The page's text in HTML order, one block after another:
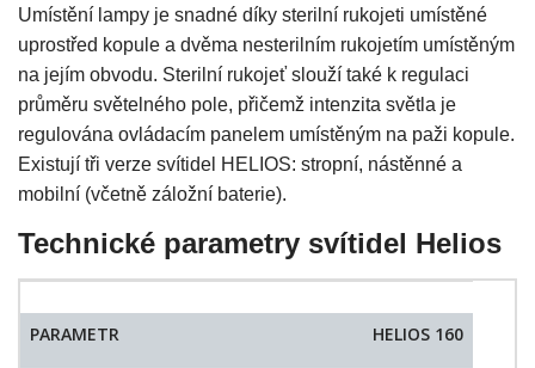
Umístění lampy je snadné díky sterilní rukojeti umístěné
uprostřed kopule a dvěma nesterilním rukojetím umístěným
na jejím obvodu. Sterilní rukojeť slouží také k regulaci
průměru světelného pole, přičemž intenzita světla je
regulována ovládacím panelem umístěným na paži kopule.
Existují tři verze svítidel HELIOS: stropní, nástěnné a
mobilní (včetně záložní baterie).
Technické parametry svítidel Helios
PARAMETR HELIOS 160